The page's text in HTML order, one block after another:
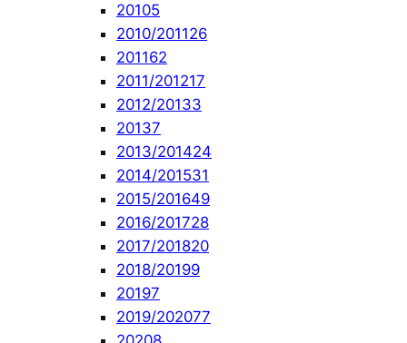
20105
2010/201126
201162
2011/201217
2012/20133
20137
2013/201424
2014/201531
2015/201649
2016/201728
2017/201820
2018/20199
20197
2019/202077